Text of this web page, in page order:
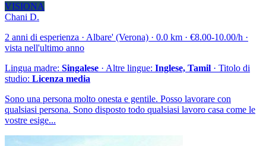
VISIONA
Chani D.
2 anni di esperienza · Albare' (Verona) · 0.0 km · €8.00-10.00/h ·
vista nell'ultimo anno
Lingua madre: Singalese · Altre lingue: Inglese, Tamil · Titolo di
studio: Licenza media
Sono una persona molto onesta e gentile. Posso lavorare con
qualsiasi persona. Sono disposto todo qualsiasi lavoro casa come le
vostre esige...